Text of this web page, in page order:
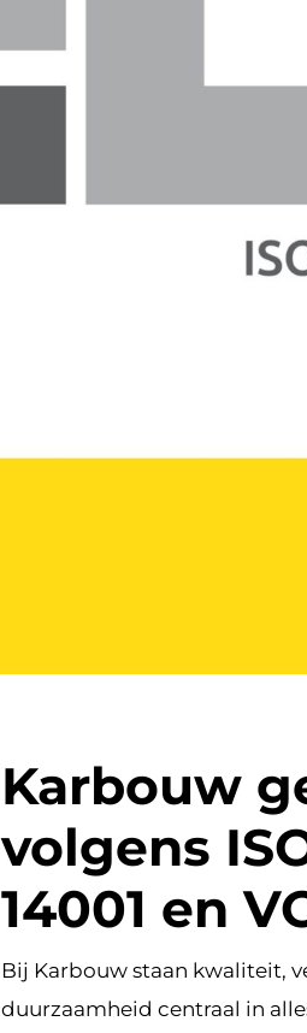
Karbouw
volgens
14001 en
Bij Karbouw staan kwaliteit,
duurzaamheid centraal in